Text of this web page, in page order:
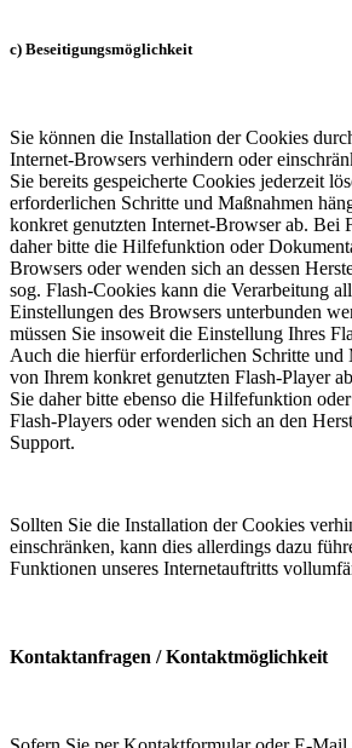
c) Beseitigungsmöglichkeit
Sie können die Installation der Cookies
Internet-Browsers verhindern oder
Sie bereits gespeicherte Cookies jederzeit
erforderlichen Schritte und Maßnahmen
konkret genutzten Internet-Browser ab. Bei
daher bitte die Hilfefunktion oder
Browsers oder wenden sich an dessen
sog. Flash-Cookies kann die Verarbeitung
Einstellungen des Browsers unterbunden
müssen Sie insoweit die Einstellung Ihres
Auch die hierfür erforderlichen Schritte und
von Ihrem konkret genutzten Flash-Player
Sie daher bitte ebenso die Hilfefunktion
Flash-Players oder wenden sich an den
Support.
Sollten Sie die Installation der Cookies
einschränken, kann dies allerdings dazu
Funktionen unseres Internetauftritts
Kontaktanfragen / Kontaktmöglichkeit